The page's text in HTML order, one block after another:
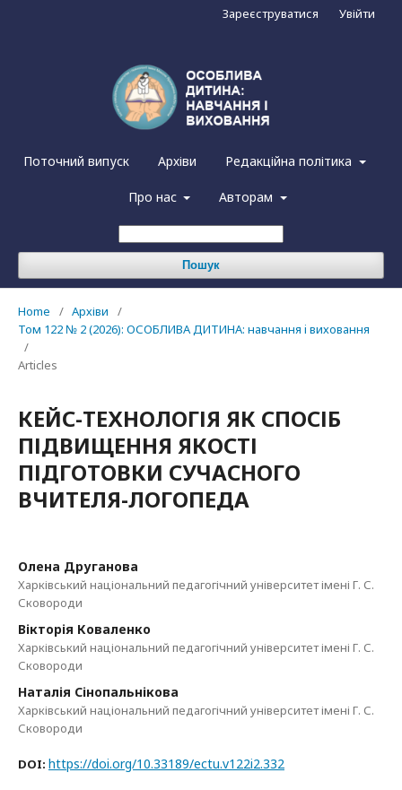
Поточний випуск Архіви Редакційна політика
Про нас Авторам
Пошук
Зареєструватися Увійти
Home / Архіви
/
Том 122 № 2 (2026): ОСОБЛИВА ДИТИНА: навчання i виховання
/
Articles
КЕЙС-ТЕХНОЛОГІЯ ЯК СПОСІБ
ПІДВИЩЕННЯ ЯКОСТІ
ПІДГОТОВКИ СУЧАСНОГО
ВЧИТЕЛЯ-ЛОГОПЕДА
Олена Друганова
Харківський національний педагогічний університет імені Г. С.
Сковороди
Вікторія Коваленко
Харківський національний педагогічний університет імені Г. С.
Сковороди
Наталія Сінопальнікова
Харківський національний педагогічний університет імені Г. С.
Сковороди
DOI: https://doi.org/10.33189/ectu.v122i2.332